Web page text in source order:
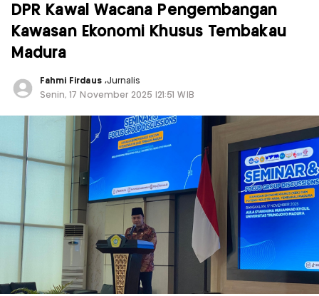
DPR Kawal Wacana Pengembangan
Kawasan Ekonomi Khusus Tembakau
Madura
Fahmi Firdaus ,Jurnalis
Senin, 17 November 2025 |21:51 WIB